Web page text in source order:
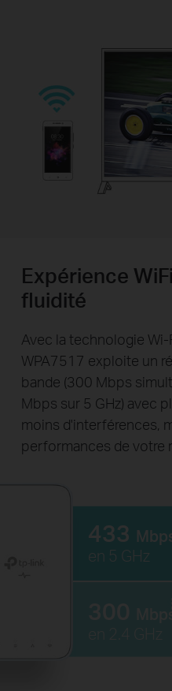
Expérience
fluidité
Avec la technologie
WPA7517 exploite un
bande (300 Mbps
Mbps sur 5 GHz) avec
moins d'interférences,
performances de votre
433
en 5 GHz